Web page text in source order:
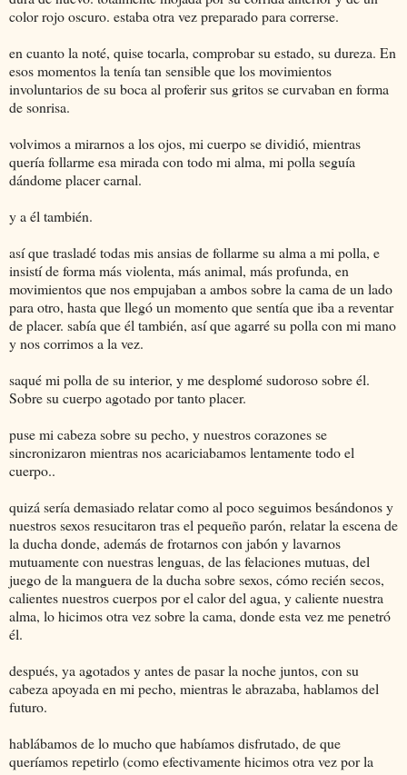
color rojo oscuro. estaba otra vez preparado para correrse.
en cuanto la noté, quise tocarla, comprobar su estado, su dureza. En
esos momentos la tenía tan sensible que los movimientos
involuntarios de su boca al proferir sus gritos se curvaban en forma
de sonrisa.
volvimos a mirarnos a los ojos, mi cuerpo se dividió, mientras
quería follarme esa mirada con todo mi alma, mi polla seguía
dándome placer carnal.
y a él también.
así que trasladé todas mis ansias de follarme su alma a mi polla, e
insistí de forma más violenta, más animal, más profunda, en
movimientos que nos empujaban a ambos sobre la cama de un lado
para otro, hasta que llegó un momento que sentía que iba a reventar
de placer. sabía que él también, así que agarré su polla con mi mano
y nos corrimos a la vez.
saqué mi polla de su interior, y me desplomé sudoroso sobre él.
Sobre su cuerpo agotado por tanto placer.
puse mi cabeza sobre su pecho, y nuestros corazones se
sincronizaron mientras nos acariciabamos lentamente todo el
cuerpo..
quizá sería demasiado relatar como al poco seguimos besándonos y
nuestros sexos resucitaron tras el pequeño parón, relatar la escena de
la ducha donde, además de frotarnos con jabón y lavarnos
mutuamente con nuestras lenguas, de las felaciones mutuas, del
juego de la manguera de la ducha sobre sexos, cómo recién secos,
calientes nuestros cuerpos por el calor del agua, y caliente nuestra
alma, lo hicimos otra vez sobre la cama, donde esta vez me penetró
él.
después, ya agotados y antes de pasar la noche juntos, con su
cabeza apoyada en mi pecho, mientras le abrazaba, hablamos del
futuro.
hablábamos de lo mucho que habíamos disfrutado, de que
queríamos repetirlo (como efectivamente hicimos otra vez por la